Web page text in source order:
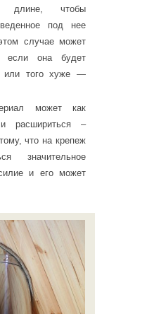
длине, чтобы
под нее
случае может
если она будет
или того хуже —
может как
расшириться –
что на крепеж
значительное
и его может